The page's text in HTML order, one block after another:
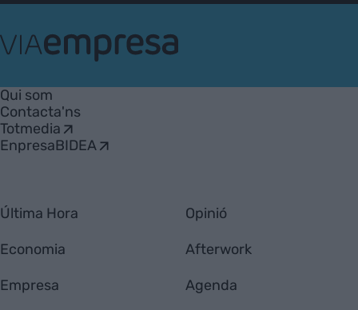
Empresa
Qui som
Contacta'ns
Totmedia
EnpresaBIDEA
Última Hora
Economia
Empresa
Opinió
Afterwork
Agenda